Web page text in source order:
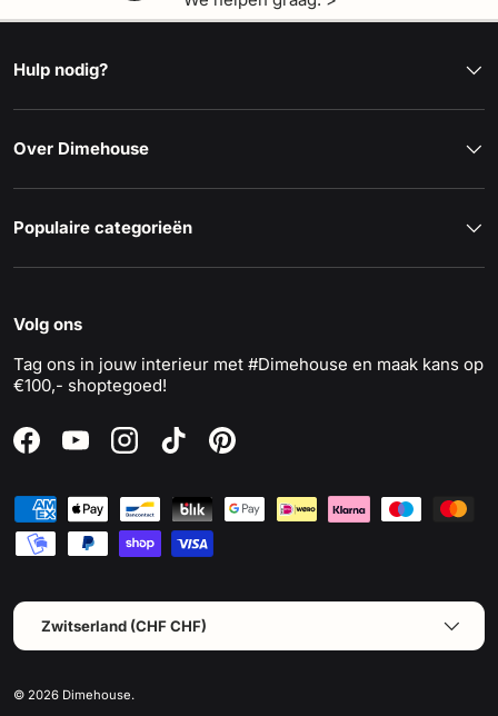
Hulp nodig?
Over Dimehouse
Populaire categorieën
Volg ons
Tag ons in jouw interieur met #Dimehouse en maak kans op
€100,- shoptegoed!
FacebookYouTubeInstagramTikTokPinterest
Geaccepteerde betaalmethoden
Land/Regio
Zwitserland (CHF CHF)
© 2026 Dimehouse.